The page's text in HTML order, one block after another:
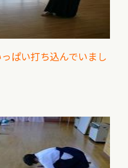
ぱい打ち込んでいまし